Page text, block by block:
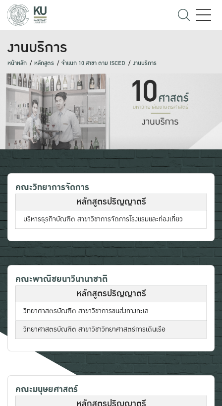
งานบริการ
หน้าหลัก หลักสูตร จำแนก 10 สาขา ตาม ISCED งานบริการ
คณะวิทยาการจัดการ
หลักสูตรปริญญาตรี
บริหารธุรกิจบัณฑิต สาขาวิชาการจัดการโรงแรมและท่องเที่ยว
คณะพาณิชยนาวีนานาชาติ
หลักสูตรปริญญาตรี
วิทยาศาสตรบัณฑิต สาขาวิชาการขนส่งทางทะเล
วิทยาศาสตรบัณฑิต สาขาวิชาวิทยาศาสตร์การเดินเรือ
คณะมนุษยศาสตร์